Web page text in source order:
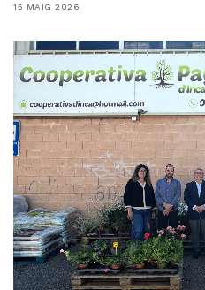
15 MAIG 2026